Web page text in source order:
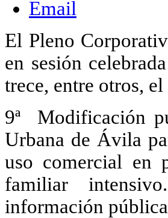
Email
El Pleno
en sesión
trece, entre otros,
9ª Modificación
Urbana de Ávila
uso comercial en
familiar
información